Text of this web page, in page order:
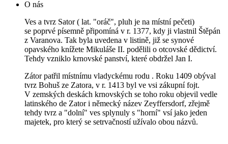
O nás
Ves a tvrz Sator ( lat. "oráč", pluh je na místní pečeti)
se poprvé písemně připomíná v r. 1377, kdy ji vlastnil Štěpán
z Varanova. Tak byla uvedena v listině, již se synové
opavského knížete Mikuláše II. podělili o otcovské dědictví.
Tehdy vzniklo krnovské panství, které obdržel Jan I.
Zátor patřil místnímu vladyckému rodu . Roku 1409 obýval
tvrz Bohuš ze Zatora, v r. 1413 byl ve vsi zákupní fojt.
V zemských deskách krnovských se toho roku objevil vedle
latinského de Zator i německý název Zeyffersdorf, zřejmě
tehdy tvrz a "dolní" ves splynuly s "horní" vsí jako jeden
majetek, pro který se setrvačností užívalo obou názvů.